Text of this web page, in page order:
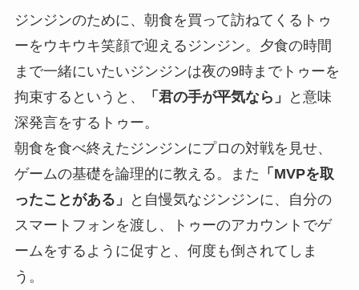
ジンジンのために、朝食を買って訪ねてくるトゥ
ーをウキウキ笑顔で迎えるジンジン。夕食の時間
まで一緒にいたいジンジンは夜の9時までトゥーを
拘束するというと、
「君の手が平気なら」
と意味
深発言をするトゥー。
朝食を食べ終えたジンジンにプロの対戦を見せ、
ゲームの基礎を論理的に教える。また 「MVPを取
ったことがある」
と自慢気なジンジンに、自分の
スマートフォンを渡し、トゥーのアカウントでゲ
ームをするように促すと、何度も倒されてしま
う。